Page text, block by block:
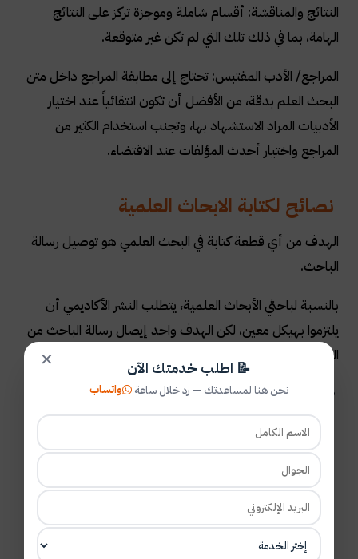
النتائج والمناقشة: أقسام شاملة وموجزة تركز على النتائج
الهامة، بما في ذلك تلك التي لم تكن غير متوقعة.
المراجع/ الأدب المقتبس: تحتاج إلى مطابقة المراجع داخل متن
البحث العلم بدقة، من الأفضل أن تكون انتقائياً عند اختيار
الأدبيات المراد الاستشهاد بها، وتجنب استخدام الكثير من
المراجع واختيار أحدث المؤلفات عند الاقتضاء.
نصائح لكتابة الابحاث العلمية
الهدف من أي قطعة كتابة في البحث العلمي هو توصيل رسالة
الباحث.
بالنسبة لباحثي الأبحاث العلمية، يتطلب النشر الأكاديمي أن
يلتزموا بهيكل معين، لكن الهدف واحد إيصال رسالة الباحث من
البحث العلمي أو النتائج.
تحقيق الوضوح:
يقوم الباحث بتحقيق الوضوح في الكتابة من خلال هيكلة
الجمل المناسبة واستخدام اللغة والقواعد الصحيحة،
فتسمح الفقرات والجمل القصيرة للقارئ بفهم المفاهيم
بسهولة أكبر، ولا أحد يرغب في العودة وإعادة قراءة جملة
أو فقرة عدة مرات فقط لفهم ما يحاول الباحث قوله، وهذا
أمر محبط للقارئ ويحتمل أن ينفر محرر مجلة، من الممكن
✕ 📝 اطلب خدمتك الآن
نحن هنا لمساعدتك — رد خلال ساعة واتساب